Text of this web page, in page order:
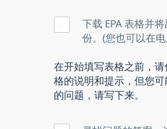
下载 EPA 表格并
份。(您也可以在
在开始填写表格之前，
格的说明和提示，但您
的问题，请写下来。